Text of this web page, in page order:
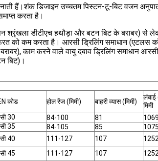
हैं।शंक डिजाइन उच्चतम पिस्टन-टू-बिट वजन
करता है।
श्रृंखला डीटीएच हथौड़ा और बटन बिट के बराबर)
को कम करता है। आरसी ड्रिलिंग समाधान (एटलस
काम करने वाले वायु दबाव ड्रिलिंग समाधान
बिट)।
कोड होल रेंज (मिमी) बाहरी व्यास (मिमी)
लंबाई
मिमी
30 84-100 81 1069
35 84-105 85 1075
40 111-127 107 1252
45 111-127 107 1252